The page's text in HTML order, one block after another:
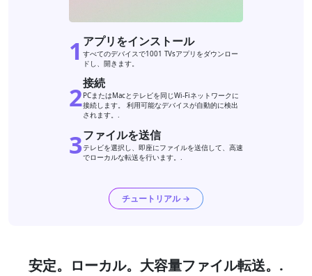
1 アプリをインストール
すべてのデバイスで1001 TVsアプリをダウンロー
ドし、開きます。
2接続
PCまたはMacとテレビを同じWi-Fiネットワークに
接続します。 利用可能なデバイスが自動的に検出
されます。.
3ファイルを送信
テレビを選択し、即座にファイルを送信して、高速
でローカルな転送を行います。.
チュートリアル →
安定。ローカル。大容量ファイル転送。.